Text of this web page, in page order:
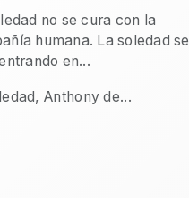
no se cura con la
humana. La soledad se
en...
Anthony de...